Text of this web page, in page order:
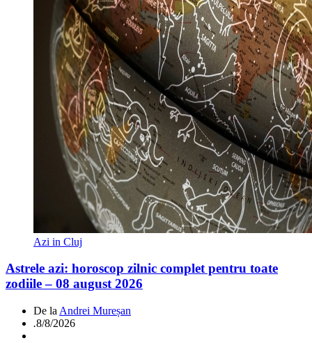
Azi in Cluj
Astrele azi: horoscop zilnic complet pentru toate
zodiile – 08 august 2026
De la Andrei Mureșan
.8/8/2026